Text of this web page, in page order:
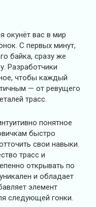
окунёт вас в мир
С первых минут,
байка, сразу же
Разработчики
чтобы каждый
— от ревущего
трасс.
понятное
быстро
свои навыки.
трасс и
открывать по
и обладает
элемент
следующей гонки.